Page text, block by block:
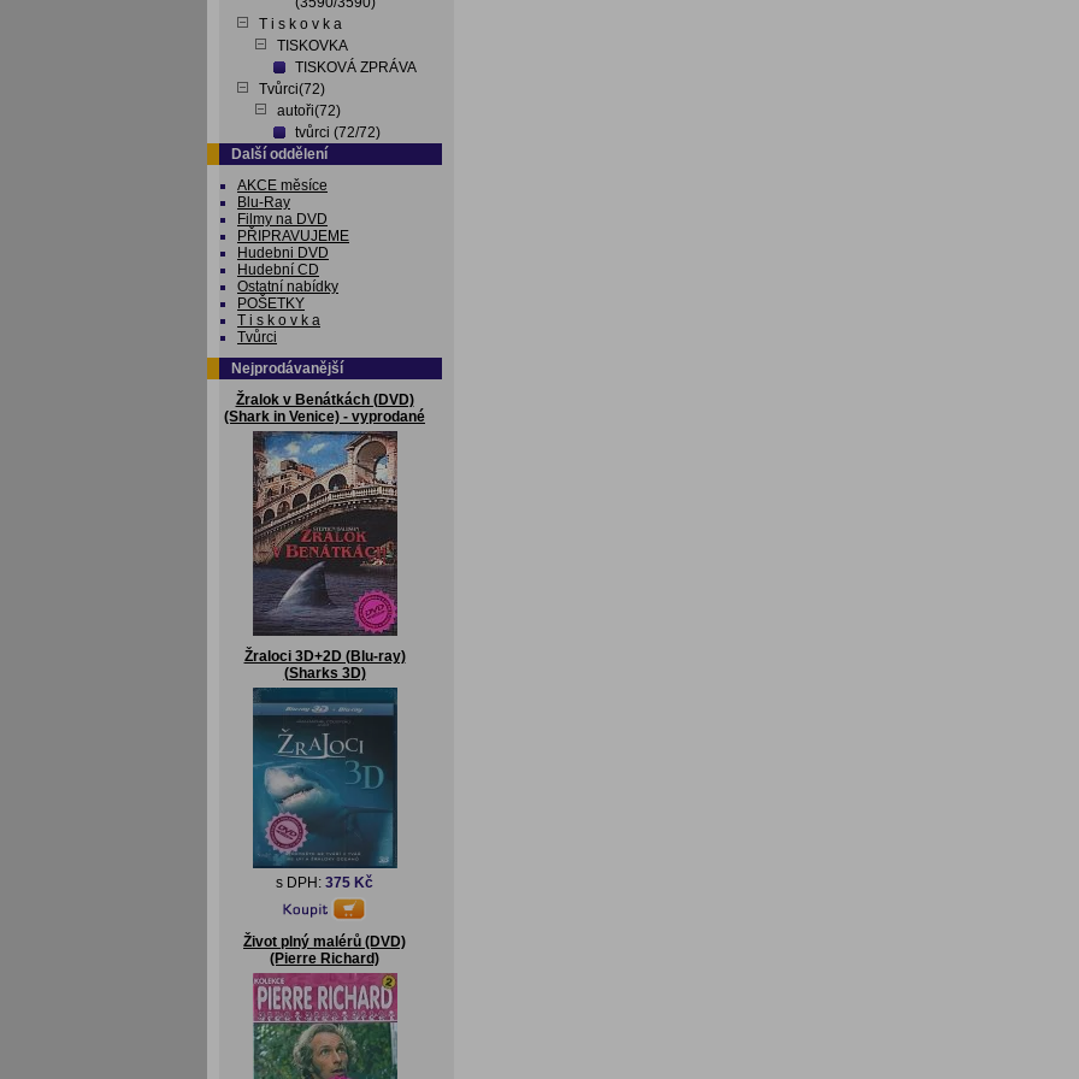
T i s k o v k a
TISKOVKA
TISKOVÁ ZPRÁVA
Tvůrci(72)
autoři(72)
tvůrci (72/72)
Další oddělení
AKCE měsíce
Blu-Ray
Filmy na DVD
PŘIPRAVUJEME
Hudebni DVD
Hudební CD
Ostatní nabídky
POŠETKY
T i s k o v k a
Tvůrci
Nejprodávanější
Žralok v Benátkách (DVD)
(Shark in Venice) - vyprodané
Žraloci 3D+2D (Blu-ray)
(Sharks 3D)
s DPH: 375 Kč
Život plný malérů (DVD)
(Pierre Richard)